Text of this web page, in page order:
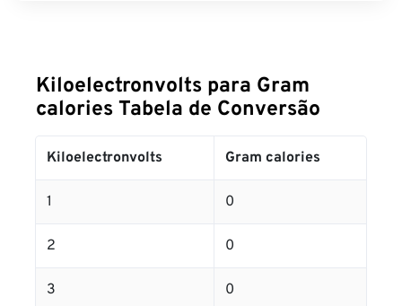
Kiloelectronvolts para Gram
calories Tabela de Conversão
Kiloelectronvolts Gram calories
1 0
2 0
3 0